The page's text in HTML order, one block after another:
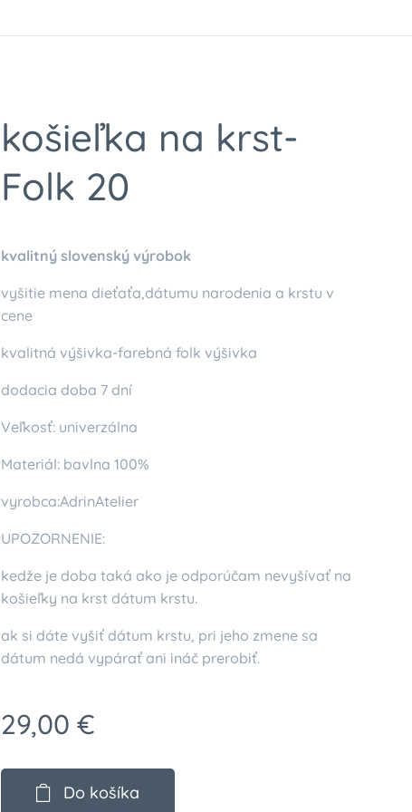
košieľka na krst-
Folk 20
kvalitný slovenský výrobok
vyšitie mena dieťaťa,dátumu narodenia a krstu v
cene
kvalitná výšivka-farebná folk výšivka
dodacia doba 7 dní
Veľkosť: univerzálna
Materiál: bavlna 100%
vyrobca:AdrinAtelier
UPOZORNENIE:
kedže je doba taká ako je odporúčam nevyšívať na
košieľky na krst dátum krstu.
ak si dáte vyšiť dátum krstu, pri jeho zmene sa
dátum nedá vypárať ani ináč prerobiť.
29,00 €
Do košíka